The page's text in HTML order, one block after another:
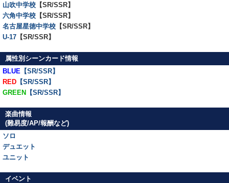
山吹中学校 【SR/SSR】
六角中学校 【SR/SSR】
名古屋星徳中学校 【SR/SSR】
U-17 【SR/SSR】
属性別シーンカード情報
BLUE 【SR/SSR】
RED 【SR/SSR】
GREEN 【SR/SSR】
楽曲情報
(難易度/AP/報酬など)
ソロ
デュエット
ユニット
イベント